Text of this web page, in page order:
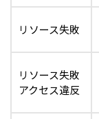
リソース失敗
リソース失敗
アクセス違反